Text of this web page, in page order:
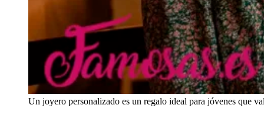
Un joyero personalizado es un regalo ideal para jóvenes que